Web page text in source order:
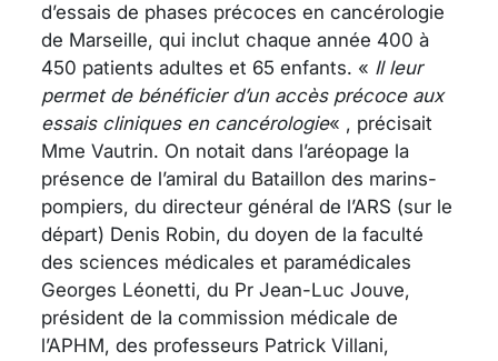
d’essais de phases précoces en cancérologie
de Marseille, qui inclut chaque année 400 à
450 patients adultes et 65 enfants. « Il leur
permet de bénéficier d’un accès précoce aux
essais cliniques en cancérologie« , précisait
Mme Vautrin. On notait dans l’aréopage la
présence de l’amiral du Bataillon des marins-
pompiers, du directeur général de l’ARS (sur le
départ) Denis Robin, du doyen de la faculté
des sciences médicales et paramédicales
Georges Léonetti, du Pr Jean-Luc Jouve,
président de la commission médicale de
l’APHM, des professeurs Patrick Villani,